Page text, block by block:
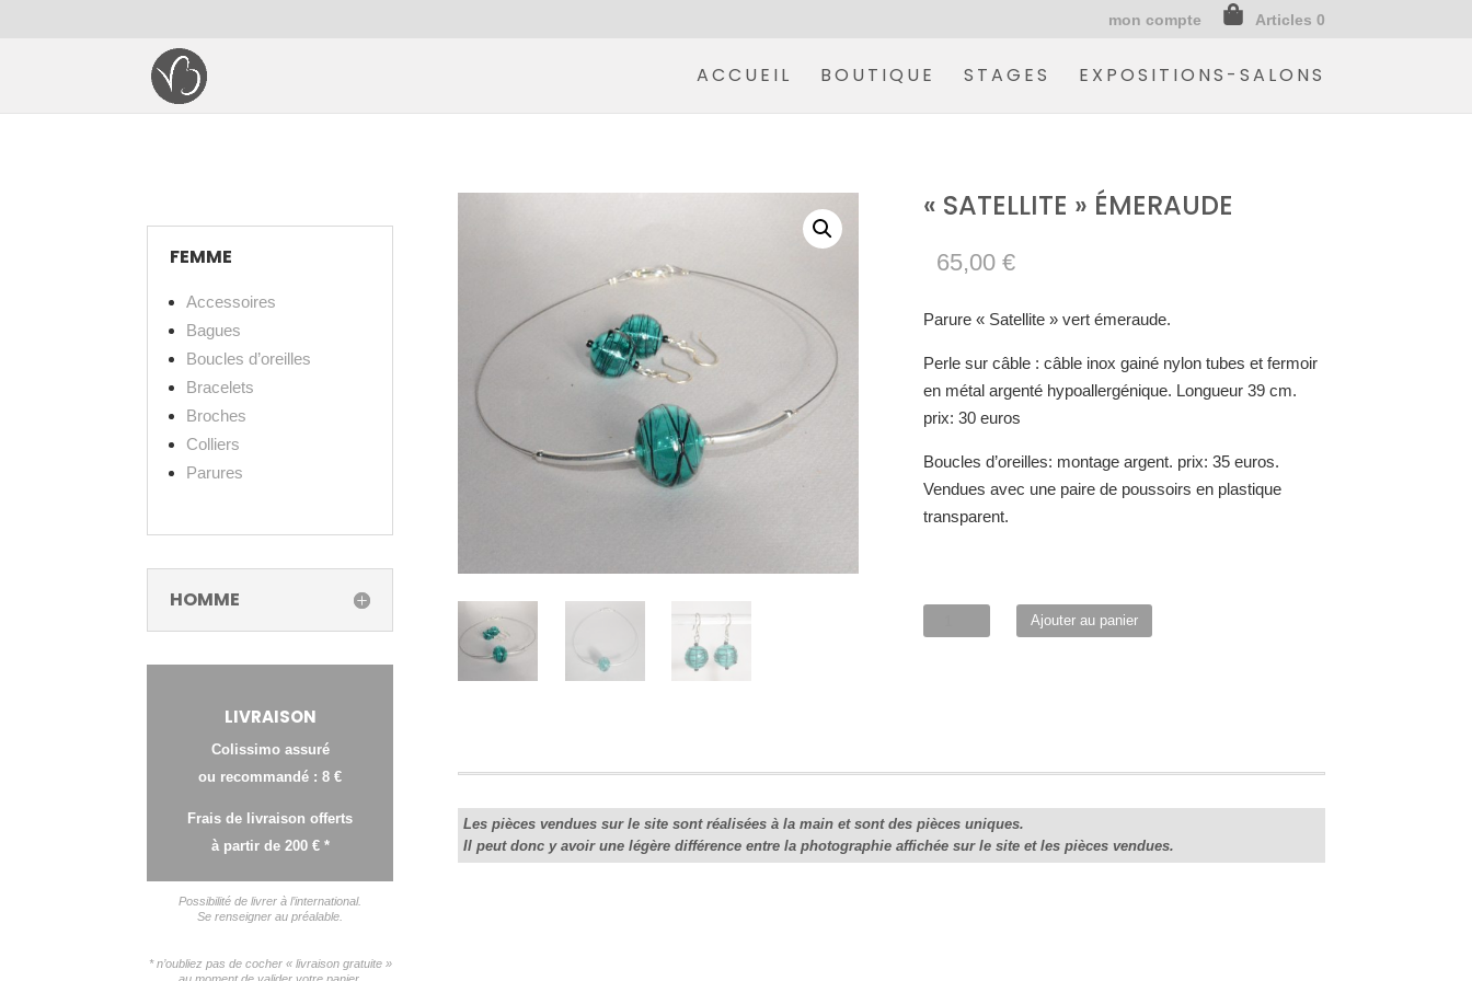
mon compte Articles 0
ACCUEIL BOUTIQUE STAGES EXPOSITIONS-SALONS
FEMME
Accessoires
Bagues
Boucles d’oreilles
Bracelets
Broches
Colliers
Parures
HOMME
LIVRAISON
Colissimo assuré
ou recommandé : 8 €
Frais de livraison offerts
à partir de 200 € *
Possibilité de livrer à l’international.
Se renseigner au préalable.
* n’oubliez pas de cocher « livraison gratuite »
« SATELLITE » ÉMERAUDE
65,00€
Parure « Satellite » vert émeraude.
Perle sur câble : câble inox gainé nylon tubes et fermoir
en métal argenté hypoallergénique. Longueur 39 cm.
prix: 30 euros
Boucles d’oreilles: montage argent. prix: 35 euros.
Vendues avec une paire de poussoirs en plastique
transparent.
Ajouter au panier
Les pièces vendues sur le site sont réalisées à la main et sont des pièces uniques.
Il peut donc y avoir une légère différence entre la photographie affichée sur le site et les pièces vendues.